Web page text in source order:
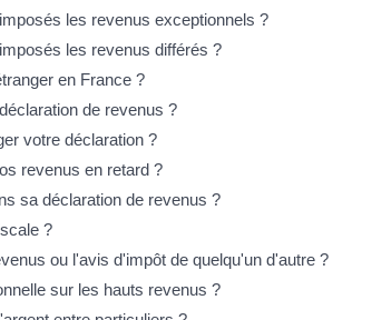
les revenus exceptionnels ?
les revenus différés ?
en France ?
de revenus ?
votre déclaration ?
revenus en retard ?
sa déclaration de revenus ?
?
ou l'avis d'impôt de quelqu'un d'autre ?
sur les hauts revenus ?